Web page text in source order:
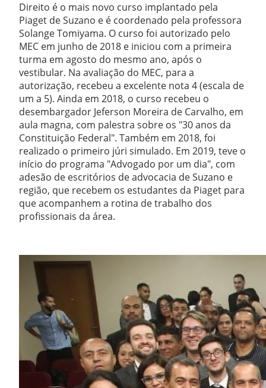
Direito é o mais novo curso implantado pela
Piaget de Suzano e é coordenado pela professora
Solange Tomiyama. O curso foi autorizado pelo
MEC em junho de 2018 e iniciou com a primeira
turma em agosto do mesmo ano, após o
vestibular. Na avaliação do MEC, para a
autorização, recebeu a excelente nota 4 (escala de
um a 5). Ainda em 2018, o curso recebeu o
desembargador Jeferson Moreira de Carvalho, em
aula magna, com palestra sobre os "30 anos da
Constituição Federal". Também em 2018, foi
realizado o primeiro júri simulado. Em 2019, teve o
início do programa "Advogado por um dia", com
adesão de escritórios de advocacia de Suzano e
região, que recebem os estudantes da Piaget para
que acompanhem a rotina de trabalho dos
profissionais da área.